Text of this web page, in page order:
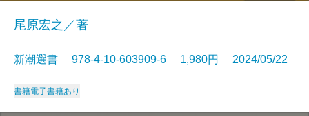
尾原宏之／著
新潮選書 978-4-10-603909-6 1,980円 2024/05/22
書籍電子書籍あり